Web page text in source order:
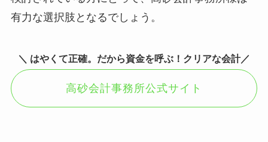
有力な選択肢となるでしょう。
＼ はやくて正確。だから資金を呼ぶ！クリアな会計／
高砂会計事務所公式サイト